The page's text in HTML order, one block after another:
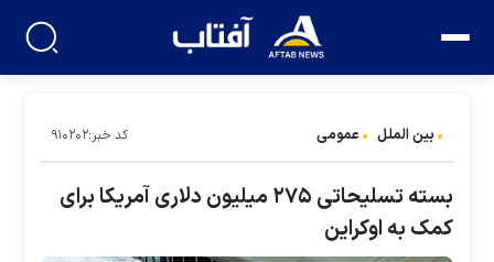
بین الملل عمومی کد خبر:۹۱۰۲۰۲
بسته تسلیحاتی ۲۷۵ میلیون دلاری آمریکا برای
کمک به اوکراین